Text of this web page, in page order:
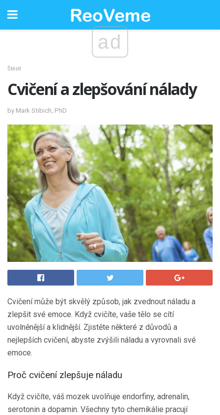
ad
Štěstí
Cvičení a zlepšování nálady
by Mark Stibich, PhD
Cvičení může být skvělý způsob, jak zvednout náladu a
zlepšit své emoce. Když cvičíte, vaše tělo se cítí
uvolněnější a klidnější. Zjistěte některé z důvodů a
nejlepších cvičení, abyste zvýšili náladu a vyrovnali své
emoce.
Proč cvičení zlepšuje náladu
Když cvičíte, váš mozek uvolňuje endorfiny, adrenalin,
serotonin a dopamin. Všechny tyto chemikálie pracují